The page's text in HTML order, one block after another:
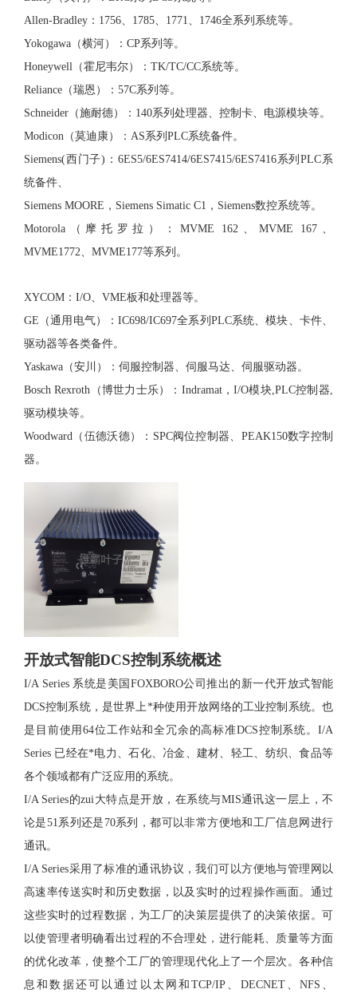
Allen-Bradley：1756、1785、1771、1746全系列系统等。
Yokogawa（横河）：CP系列等。
Honeywell（霍尼韦尔）：TK/TC/CC系统等。
Reliance（瑞恩）：57C系列等。
Schneider（施耐德）：140系列处理器、控制卡、电源模块等。
Modicon（莫迪康）：AS系列PLC系统备件。
Siemens(西门子)：6ES5/6ES7414/6ES7415/6ES7416系列PLC系
统备件、
Siemens MOORE，Siemens Simatic C1，Siemens数控系统等。
Motorola（摩托罗拉）：MVME 162、MVME 167、
MVME1772、MVME177等系列。
XYCOM：I/O、VME板和处理器等。
GE（通用电气）：IC698/IC697全系列PLC系统、模块、卡件、
驱动器等各类备件。
Yaskawa（安川）：伺服控制器、伺服马达、伺服驱动器。
Bosch Rexroth（博世力士乐）：Indramat，I/O模块,PLC控制器,
驱动模块等。
Woodward（伍德沃德）：SPC阀位控制器、PEAK150数字控制
器。
开放式智能DCS控制系统概述
I/A Series 系统是美国FOXBORO公司推出的新一代开放式智能
DCS控制系统，是世界上*种使用开放网络的工业控制系统。也
是目前使用64位工作站和全冗余的高标准DCS控制系统。I/A
Series 已经在*电力、石化、冶金、建材、轻工、纺织、食品等
各个领域都有广泛应用的系统。
I/A Series的zui大特点是开放，在系统与MIS通讯这一层上，不
论是51系列还是70系列，都可以非常方便地和工厂信息网进行
通讯。
I/A Series采用了标准的通讯协议，我们可以方便地与管理网以
高速率传送实时和历史数据，以及实时的过程操作画面。通过
这些实时的过程数据，为工厂的决策层提供了的决策依据。可
以使管理者明确看出过程的不合理处，进行能耗、质量等方面
的优化改革，使整个工厂的管理现代化上了一个层次。各种信
息和数据还可以通过以太网和TCP/IP、DECNET、NFS、